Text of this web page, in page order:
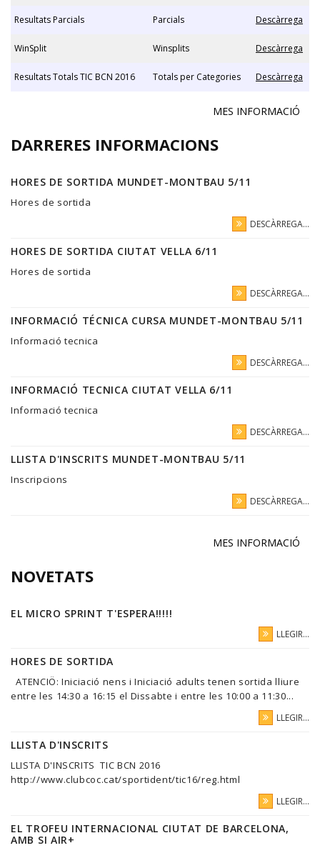
Resultats Parcials Parcials Descàrrega
WinSplit Winsplits Descàrrega
Resultats Totals TIC BCN 2016 Totals per Categories Descàrrega
MES INFORMACIÓ
DARRERES INFORMACIONS
HORES DE SORTIDA MUNDET-MONTBAU 5/11
Hores de sortida
DESCÀRREGA...
HORES DE SORTIDA CIUTAT VELLA 6/11
Hores de sortida
DESCÀRREGA...
INFORMACIÓ TÉCNICA CURSA MUNDET-MONTBAU 5/11
Informació tecnica
DESCÀRREGA...
INFORMACIÓ TECNICA CIUTAT VELLA 6/11
Informació tecnica
DESCÀRREGA...
LLISTA D'INSCRITS MUNDET-MONTBAU 5/11
Inscripcions
DESCÀRREGA...
MES INFORMACIÓ
NOVETATS
EL MICRO SPRINT T'ESPERA!!!!!
LLEGIR...
HORES DE SORTIDA
ATENCIÖ: Iniciació nens i Iniciació adults tenen sortida lliure
entre les 14:30 a 16:15 el Dissabte i entre les 10:00 a 11:30...
LLEGIR...
LLISTA D'INSCRITS
LLISTA D'INSCRITS TIC BCN 2016
http://www.clubcoc.cat/sportident/tic16/reg.html
LLEGIR...
EL TROFEU INTERNACIONAL CIUTAT DE BARCELONA,
AMB SI AIR+